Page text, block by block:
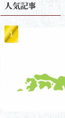
人気記事